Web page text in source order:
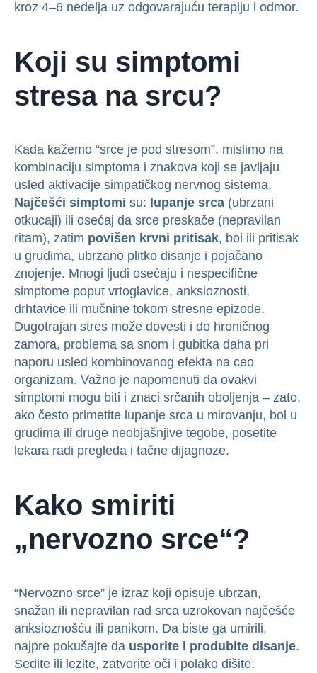
kroz 4–6 nedelja uz odgovarajuću terapiju i odmor.
Koji su simptomi
stresa na srcu?
Kada kažemo “srce je pod stresom”, mislimo na
kombinaciju simptoma i znakova koji se javljaju
usled aktivacije simpatičkog nervnog sistema.
Najčešći simptomi su: lupanje srca (ubrzani
otkucaji) ili osećaj da srce preskače (nepravilan
ritam), zatim povišen krvni pritisak, bol ili pritisak
u grudima, ubrzano plitko disanje i pojačano
znojenje. Mnogi ljudi osećaju i nespecifične
simptome poput vrtoglavice, anksioznosti,
drhtavice ili mučnine tokom stresne epizode.
Dugotrajan stres može dovesti i do hroničnog
zamora, problema sa snom i gubitka daha pri
naporu usled kombinovanog efekta na ceo
organizam. Važno je napomenuti da ovakvi
simptomi mogu biti i znaci srčanih oboljenja – zato,
ako često primetite lupanje srca u mirovanju, bol u
grudima ili druge neobjašnjive tegobe, posetite
lekara radi pregleda i tačne dijagnoze.
Kako smiriti
„nervozno srce“?
“Nervozno srce” je izraz koji opisuje ubrzan,
snažan ili nepravilan rad srca uzrokovan najčešće
anksioznošću ili panikom. Da biste ga umirili,
najpre pokušajte da usporite i produbite disanje.
Sedite ili lezite, zatvorite oči i polako dišite: